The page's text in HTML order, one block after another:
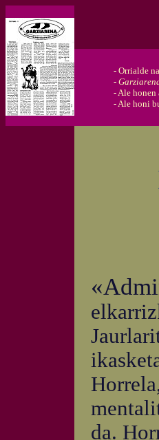
- Orrialde
-
-Ale honen
-Ale honi
da.